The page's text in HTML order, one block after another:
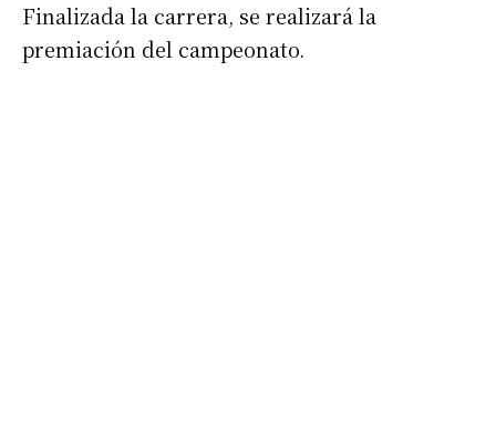
Finalizada la carrera, se realizará la
premiación del campeonato.